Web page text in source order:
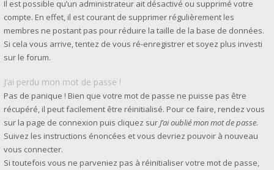
Il est possible qu’un administrateur ait désactivé ou supprimé votre
compte. En effet, il est courant de supprimer régulièrement les
membres ne postant pas pour réduire la taille de la base de données.
Si cela vous arrive, tentez de vous ré-enregistrer et soyez plus investi
sur le forum.
J’ai perdu mon mot de passe !
Pas de panique ! Bien que votre mot de passe ne puisse pas être
récupéré, il peut facilement être réinitialisé. Pour ce faire, rendez vous
sur la page de connexion puis cliquez surJ’ai oublié mon mot de passe.
Suivez les instructions énoncées et vous devriez pouvoir à nouveau
vous connecter.
Si toutefois vous ne parveniez pas à réinitialiser votre mot de passe,